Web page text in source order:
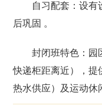
自习配套‌：设有‌
后巩固 。
封闭班特色‌：园
快递柜距离近），提
热水供应）及运动休